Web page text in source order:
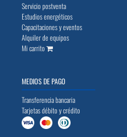
Servicio postventa
Estudios energéticos
Capacitaciones y eventos
Alquiler de equipos
Mi carrito
MEDIOS DE PAGO
Transferencia bancaria
Tarjetas débito y crédito